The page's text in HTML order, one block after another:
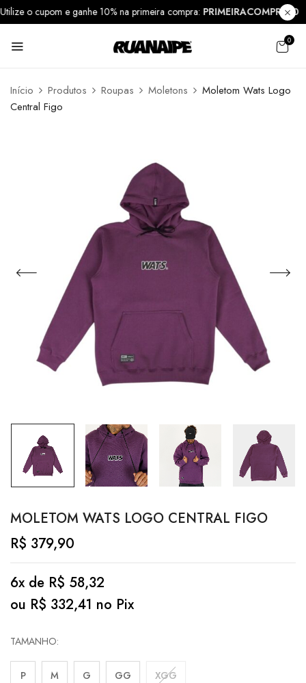
Utilize o cupom e ganhe 10% na primeira compra:
0
Início Produtos Roupas Moletons
Moletom Wats Logo
Central Figo
MOLETOM WATS LOGO CENTRAL FIGO
R$ 379,90
6x de R$ 58,32
ou R$ 332,41 no Pix
TAMANHO
P M G GG XGG